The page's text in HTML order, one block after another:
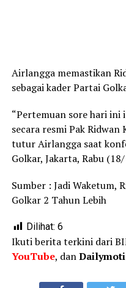
Airlangga memastikan
sebagai kader Partai
“Pertemuan sore hari ini
secara resmi Pak Ridwan
tutur Airlangga saat
Golkar, Jakarta, Rabu
Sumber : Jadi Waketum,
Golkar 2 Tahun Lebih
Dilihat: 6
Ikuti berita terkini dari
YouTube, dan